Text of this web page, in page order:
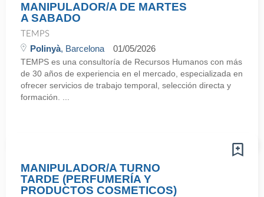
MANIPULADOR/A DE MARTES
A SABADO
TEMPS
Polinyà, Barcelona 01/05/2026
TEMPS es una consultoría de Recursos Humanos con más
de 30 años de experiencia en el mercado, especializada en
ofrecer servicios de trabajo temporal, selección directa y
formación. ...
MANIPULADOR/A TURNO
TARDE (PERFUMERÍA Y
PRODUCTOS COSMETICOS)